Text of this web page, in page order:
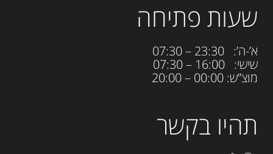
תהיו בקשר
שעות פתיחה
א’-ה’: 23:30 – 07:30
שישי: 16:00 – 07:30
מוצ”ש: 00:00 – 20:00